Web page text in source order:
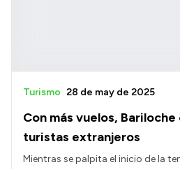
Con más vuelos,
turistas extranjeros
Turismo 28 de may de 2025
Mientras se palpita el inicio de la